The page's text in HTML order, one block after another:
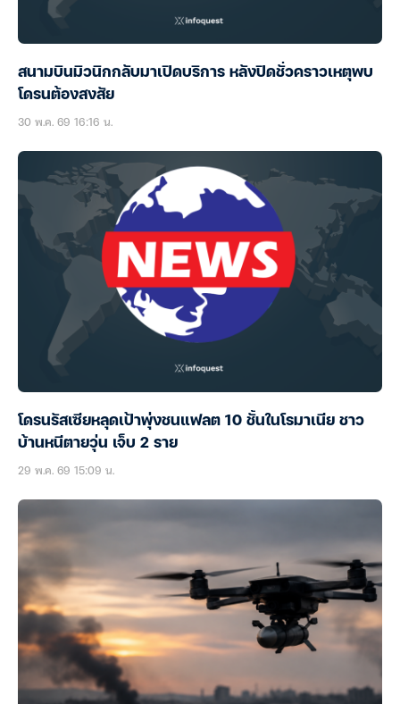
สนามบินมิวนิกกลับมาเปิดบริการ หลังปิดชั่วคราวเหตุพบ
โดรนต้องสงสัย
30 พ.ค. 69 16:16 น.
โดรนรัสเซียหลุดเป้าพุ่งชนแฟลต 10 ชั้นในโรมาเนีย ชาว
บ้านหนีตายวุ่น เจ็บ 2 ราย
29 พ.ค. 69 15:09 น.